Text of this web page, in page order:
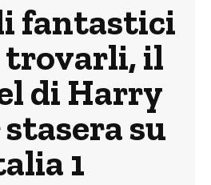
fantastici
trovarli, il
di Harry
su
1